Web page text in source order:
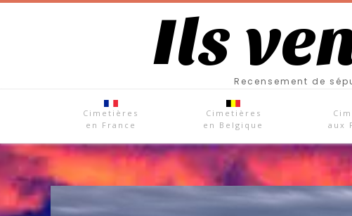
Ils
Recensement de
Cimetières
en France
Cimetières
en Belgique
aux